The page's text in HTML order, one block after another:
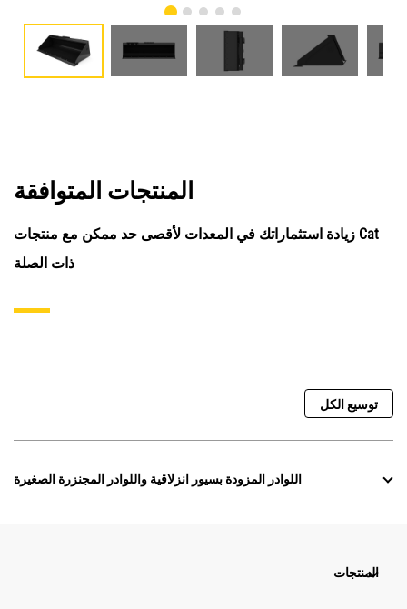
المنتجات المتوافقة
زيادة استثماراتك في المعدات لأقصى حد ممكن مع منتجات Cat
ذات الصلة
توسيع الكل
اللوادر المزودة بسيور انزلاقية واللوادر المجنزرة الصغيرة
المنتجات